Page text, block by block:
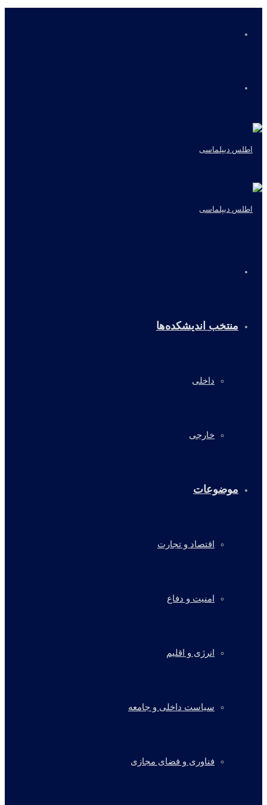
منتخب اندیشکده‌ها
داخلی
خارجی
موضوعات
اقتصاد و تجارت
امنیت و دفاع
انرژی و اقلیم
سیاست داخلی و جامعه
فناوری و فضای مجازی